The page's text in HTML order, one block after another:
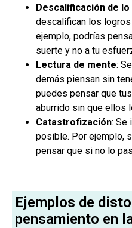
Descalificación de
descalifican los
ejemplo, podrías
suerte y no a tu
Lectura de mente:
demás piensan sin
puedes pensar que
aburrido sin que ellos
Catastrofización: Se
posible. Por ejemplo,
pensar que si no lo
Ejemplos de
pensamiento en